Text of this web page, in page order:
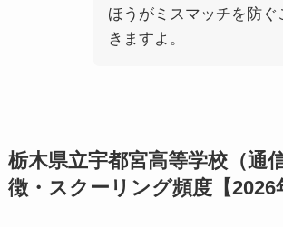
ほうがミスマッチを防ぐ
きますよ。
栃木県立宇都宮高等学校（通
徴・スクーリング頻度【2026